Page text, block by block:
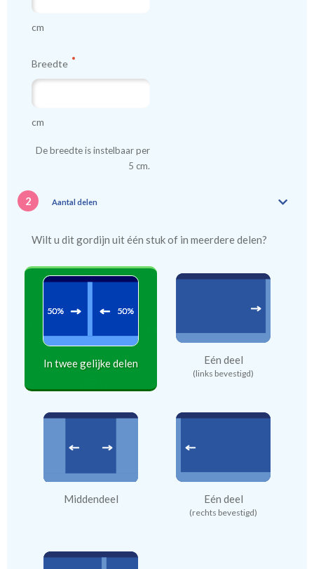
cm
Breedte
cm
De breedte is instelbaar per
5 cm.
2 Aantal delen
Wilt u dit gordijn uit één stuk of in meerdere delen?
In twee gelijke delen Eén deel
(links bevestigd)
Middendeel Eén deel
(rechts bevestigd)